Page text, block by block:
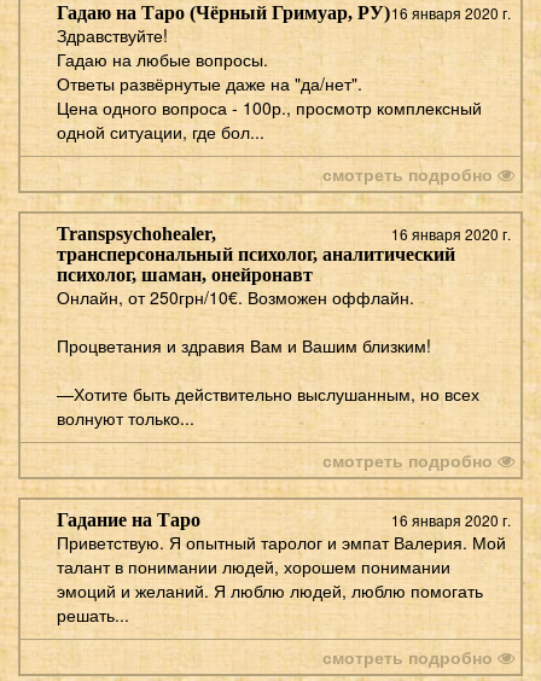
16 января 2020 г.
Гадаю на Таро (Чёрный Гримуар, РУ)
Здравствуйте!
Гадаю на любые вопросы.
Ответы развёрнутые даже на "да/нет".
Цена одного вопроса - 100р., просмотр комплексный
одной ситуации, где бол...
смотреть подробно
16 января 2020 г.
Transpsychohealer,
трансперсональный психолог, аналитический
психолог, шаман, онейронавт
Онлайн, от 250грн/10€. Возможен оффлайн.
Процветания и здравия Вам и Вашим близким!
—Хотите быть действительно выслушанным, но всех
волнуют только...
смотреть подробно
16 января 2020 г.
Гадание на Таро
Приветствую. Я опытный таролог и эмпат Валерия. Мой
талант в понимании людей, хорошем понимании
эмоций и желаний. Я люблю людей, люблю помогать
решать...
смотреть подробно